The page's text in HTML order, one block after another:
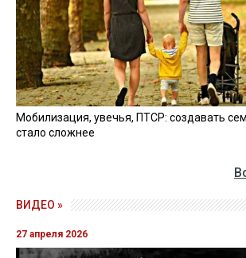
Мобилизация, увечья, ПТСР: создавать
стало сложнее
ВИДЕО »
27 апреля 2026